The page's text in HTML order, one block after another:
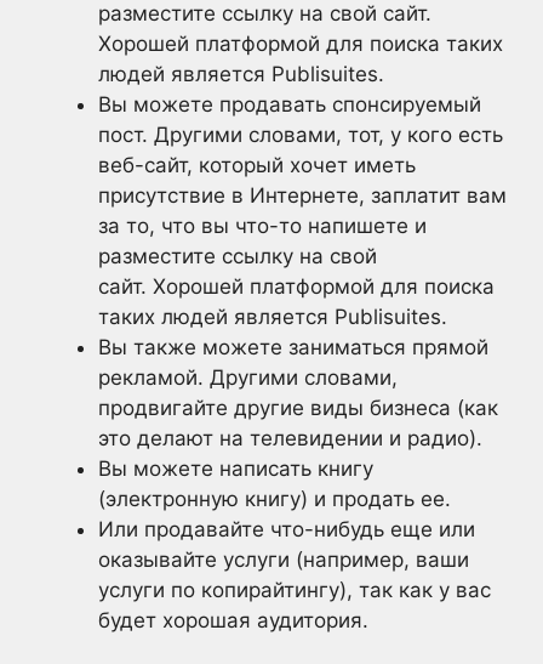
разместите ссылку на свой сайт.
Хорошей платформой для поиска таких
людей является Publisuites.
Вы можете продавать спонсируемый
пост. Другими словами, тот, у кого есть
веб-сайт, который хочет иметь
присутствие в Интернете, заплатит вам
за то, что вы что-то напишете и
разместите ссылку на свой
сайт. Хорошей платформой для поиска
таких людей является Publisuites.
Вы также можете заниматься прямой
рекламой. Другими словами,
продвигайте другие виды бизнеса (как
это делают на телевидении и радио).
Вы можете написать книгу
(электронную книгу) и продать ее.
Или продавайте что-нибудь еще или
оказывайте услуги (например, ваши
услуги по копирайтингу), так как у вас
будет хорошая аудитория.